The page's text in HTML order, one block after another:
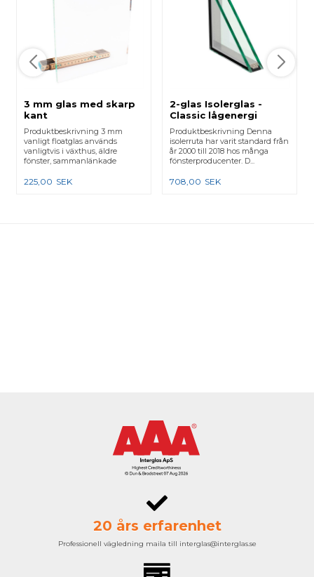
3 mm glas med skarp
kant
Produktbeskrivning 3 mm
vanligt floatglas används
vanligtvis i växthus, äldre
fönster, sammanlänkade
225,00 SEK
2-glas Isolerglas -
Classic lågenergi
Produktbeskrivning Denna
isolerruta har varit standard från
år 2000 till 2018 hos många
fönsterproducenter. D...
708,00 SEK
20 års erfarenhet
Professionell vägledning maila till interglas@interglas.se